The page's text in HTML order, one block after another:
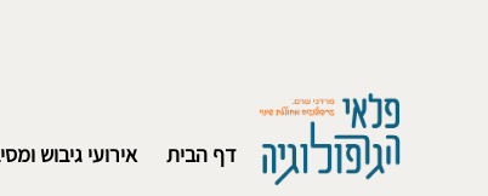
דף הבית אירועי גיבוש